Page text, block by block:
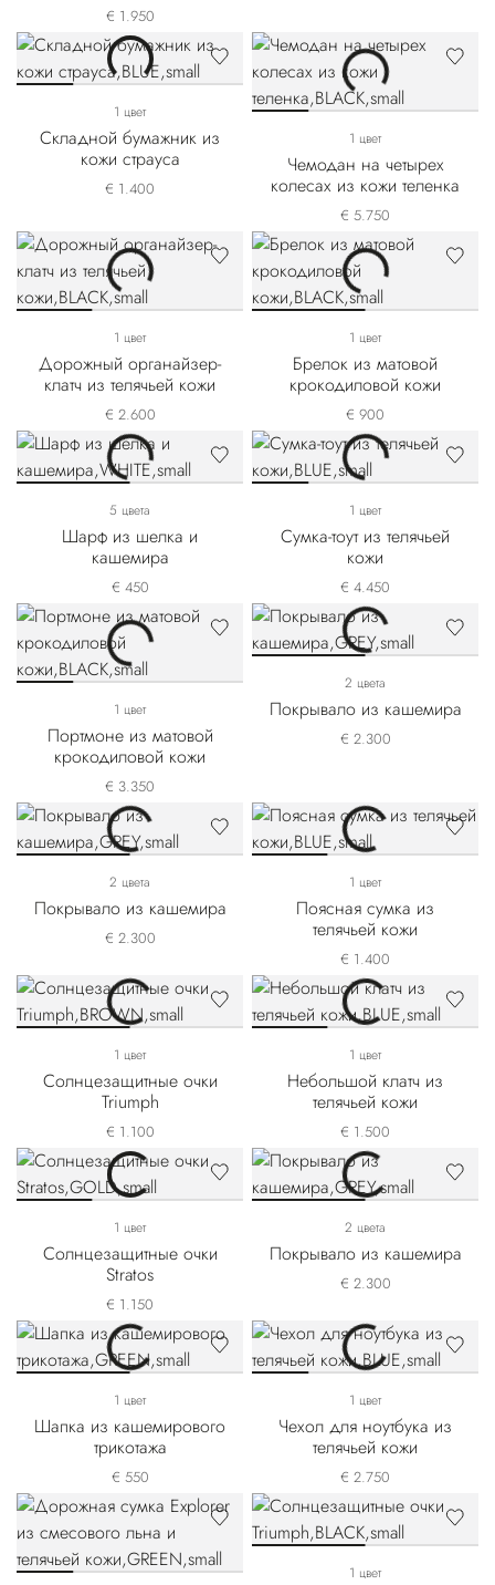
€ 1.950
1 цвет
Складной бумажник из
кожи страуса
€ 1.400
1 цвет
Чемодан на четырех
колесах из кожи теленка
€ 5.750
1 цвет
Дорожный органайзер-
клатч из телячьей кожи
€ 2.600
1 цвет
Брелок из матовой
крокодиловой кожи
€ 900
5 цвета
Шарф из шелка и
кашемира
€ 450
1 цвет
Сумка-тоут из телячьей
кожи
€ 4.450
1 цвет
Портмоне из матовой
крокодиловой кожи
€ 3.350
2 цвета
Покрывало из кашемира
€ 2.300
2 цвета
Покрывало из кашемира
€ 2.300
1 цвет
Поясная сумка из
телячьей кожи
€ 1.400
1 цвет
Солнцезащитные очки
Triumph
€ 1.100
1 цвет
Небольшой клатч из
телячьей кожи
€ 1.500
1 цвет
Солнцезащитные очки
Stratos
€ 1.150
2 цвета
Покрывало из кашемира
€ 2.300
1 цвет
Шапка из кашемирового
трикотажа
€ 550
1 цвет
Чехол для ноутбука из
телячьей кожи
€ 2.750
1 цвет